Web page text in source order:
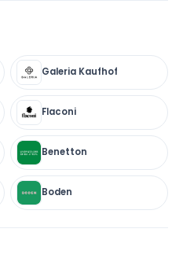
Galeria Kaufhof
Flaconi
Benetton
Boden